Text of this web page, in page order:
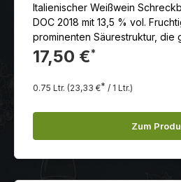
Italienischer Weißwein
DOC 2018 mit 13,5 % vol.
prominenten Säurestruktur, die
einer geschmeidigen,
einem langen Abgang.
17,50 €*
0.75 Ltr. (23,33 €* / 1 Ltr.)
Zum